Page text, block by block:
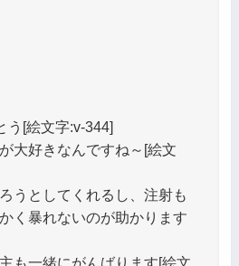
う[絵文字:v-344]
大好きなんですね～[絵文
うとしてくれるし、注射も
く暴れないのが助かります
も一緒にがんばります[絵文